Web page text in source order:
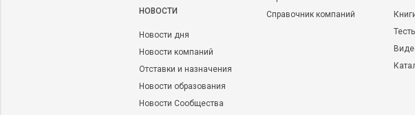
НОВОСТИ
Новости дня
Новости компаний
Отставки и назначения
Новости образования
Новости Сообщества
Справочник компаний